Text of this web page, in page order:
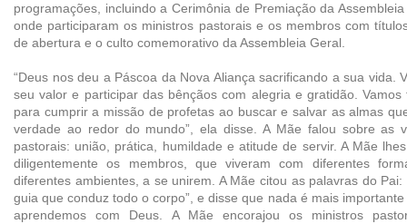
programações, incluindo a Cerimônia de Premiação da
onde participaram os ministros pastorais e os membros com
de abertura e o culto comemorativo da Assembleia Geral.
“Deus nos deu a Páscoa da Nova Aliança sacrificando a sua vida.
seu valor e participar das bênçãos com alegria e gratidão.
para cumprir a missão de profetas ao buscar e salvar as almas
verdade ao redor do mundo”, ela disse. A Mãe falou sobre as
pastorais: união, prática, humildade e atitude de servir. A Mãe
diligentemente os membros, que viveram com diferentes
diferentes ambientes, a se unirem. A Mãe citou as palavras do Pai:
guia que conduz todo o corpo”, e disse que nada é mais
aprendemos com Deus. A Mãe encorajou os ministros